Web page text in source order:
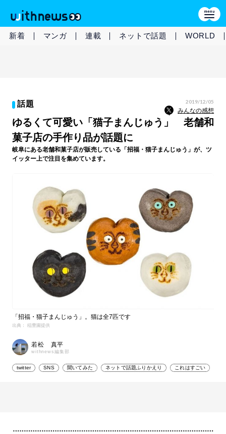
新着 マンガ 連載 ネットで話題 WORLD
話題 2019/12/05
みんなの感想
ゆるくて可愛い「猫子まんじゅう」 老舗和
菓子店の手作り品が話題に
岐阜にある老舗和菓子店が販売している「招福・猫子まんじゅう」が、ツ
イッター上で注目を集めています。
「招福・猫子まんじゅう」。猫は全7匹です
出典： 稲豊園提供
若松 真平
withnews編集部
twitter SNS 聞いてみた ネットで話題ふりかえり これはすごい